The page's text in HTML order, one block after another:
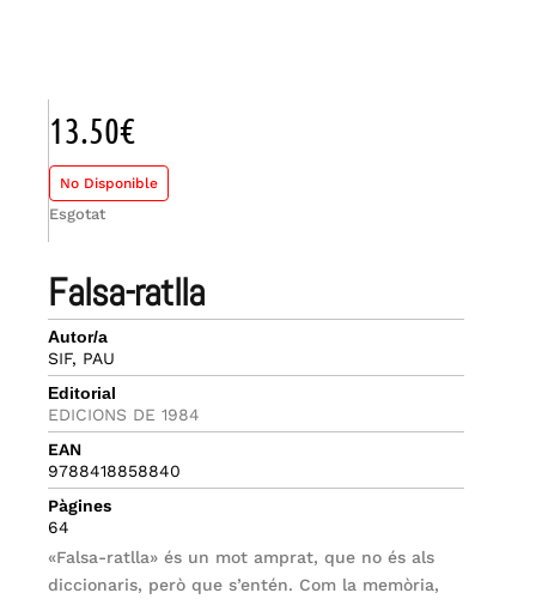
falsa-ratlla
Autor/a
SIF, PAU
Editorial
EDICIONS DE 1984
EAN
9788418858840
Pàgines
64
«Falsa-ratlla» és un mot amprat, que no és als
diccionaris, però que s’entén. Com la memòria,
13.50€
No Disponible
Esgotat